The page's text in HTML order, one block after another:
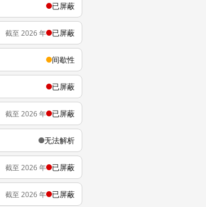
已屏蔽
截至 2026 年 已屏蔽
间歇性
已屏蔽
截至 2026 年 已屏蔽
无法解析
截至 2026 年 已屏蔽
截至 2026 年 已屏蔽